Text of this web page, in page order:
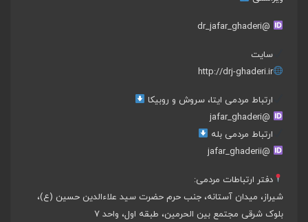
@dr_jafar_ghaderi
سایت
http://drj-ghaderi.ir
ارتباط مردمی ایتا، سروش و روبیکا
@jafar_ghaderi
ارتباط مردمی بله
@jafar_ghaderii
دفتر ارتباطات مردمی:
شیراز، میدان آستانه، جنب حرم حضرت سید علاءالدین حسین (ع)،
بلوک شرقی مجتمع بین الحرمین، طبقه اول، واحد ۷